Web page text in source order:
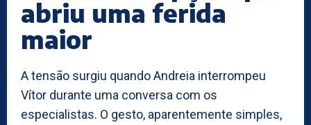
abriu uma ferida
maior
A tensão surgiu quando Andreia interrompeu
Vítor durante uma conversa com os
especialistas. O gesto, aparentemente simples,